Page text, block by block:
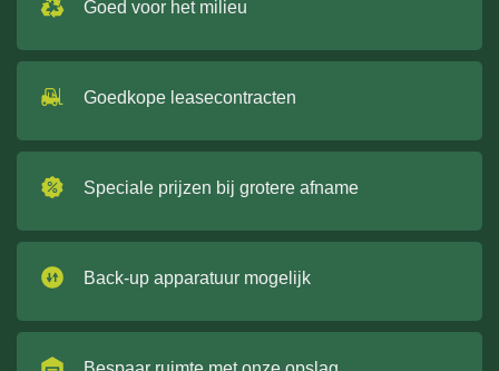
Goed voor het milieu
Goedkope leasecontracten
Speciale prijzen bij grotere afname
Back-up apparatuur mogelijk